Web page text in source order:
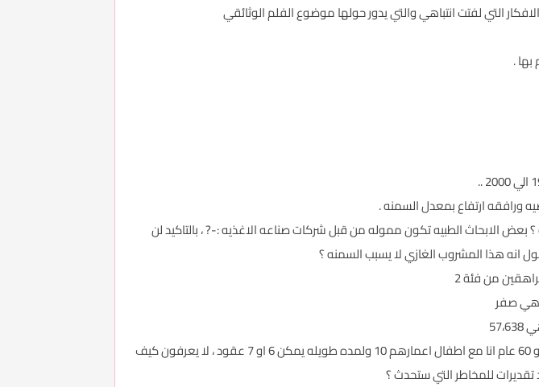
التي لفتت انتباهي والتي يدور حولها موضوع الفلم الوثائقي
.
ورافقه ارتفاع بمعدل السمنه .
؟ بعض الابحاث الطبيه تكون مموله من قبل شركات صناعه الاغذيه :-? ، بالتاكيد لن
انه هذا المشروب الغازي لا يسبب السمنه ؟
من فئة 2
تعرفوا ماذا يقول الاطباء انهم تعودا يتعاملون مع هذا السكر في مرضي اعمارهم 50 و 60 عام انا مع اطفال اعمارهم 10 ولمده طويله يمكن 6 او 7 عقود ، لا يعرفون كيف
للمخاطر التي ستحدث ؟